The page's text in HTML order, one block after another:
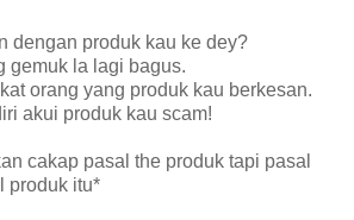
dengan produk kau ke dey?
gemuk la lagi bagus.
orang yang produk kau berkesan.
akui produk kau scam!
cakap pasal the produk tapi pasal
produk itu*